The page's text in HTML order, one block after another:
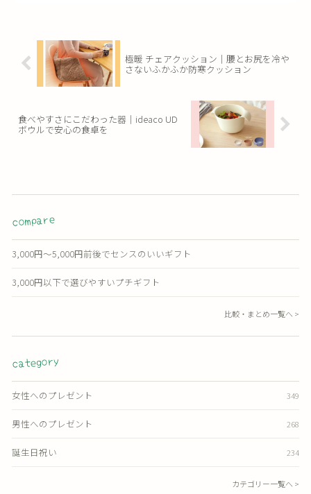
極暖 チェアクッション｜腰とお尻を冷や
さないふかふか防寒クッション
食べやすさにこだわった器｜ideaco UD
ボウルで安心の食卓を
compare
3,000円〜5,000円前後でセンスのいいギフト
3,000円以下で選びやすいプチギフト
比較・まとめ一覧へ >
category
女性へのプレゼント 349
男性へのプレゼント 268
誕生日祝い 234
カテゴリー一覧へ >